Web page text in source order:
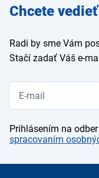
Zadajte
e-mail
Chcete
Radi by sme Vám
Stačí zadať Váš e-
Prihlásením na
spracovaním